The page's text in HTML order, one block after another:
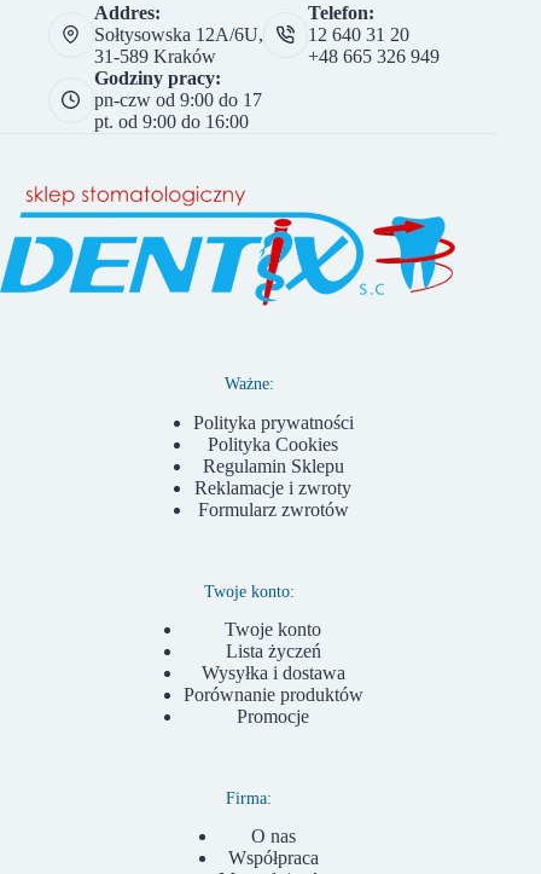
Addres:
Sołtysowska 12A/6U,
31-589 Kraków
Telefon:
12 640 31 20
+48 665 326 949
Godziny pracy:
pn-czw od 9:00 do 17
pt. od 9:00 do 16:00
Ważne:
Polityka prywatności
Polityka Cookies
Regulamin Sklepu
Reklamacje i zwroty
Formularz zwrotów
Twoje konto:
Twoje konto
Lista życzeń
Wysyłka i dostawa
Porównanie produktów
Promocje
Firma:
O nas
Współpraca